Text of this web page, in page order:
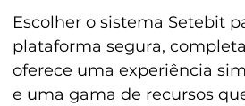
Escolher o sistema Setebit
plataforma segura,
oferece uma experiência
e uma gama de recursos